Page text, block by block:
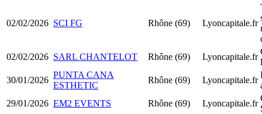
02/02/2026 SCI FG Rhône (69) Lyoncapitale.fr
02/02/2026 SARL CHANTELOT Rhône (69) Lyoncapitale.fr
30/01/2026
PUNTA CANA
ESTHETIC
Rhône (69) Lyoncapitale.fr
29/01/2026 EM2 EVENTS Rhône (69) Lyoncapitale.fr